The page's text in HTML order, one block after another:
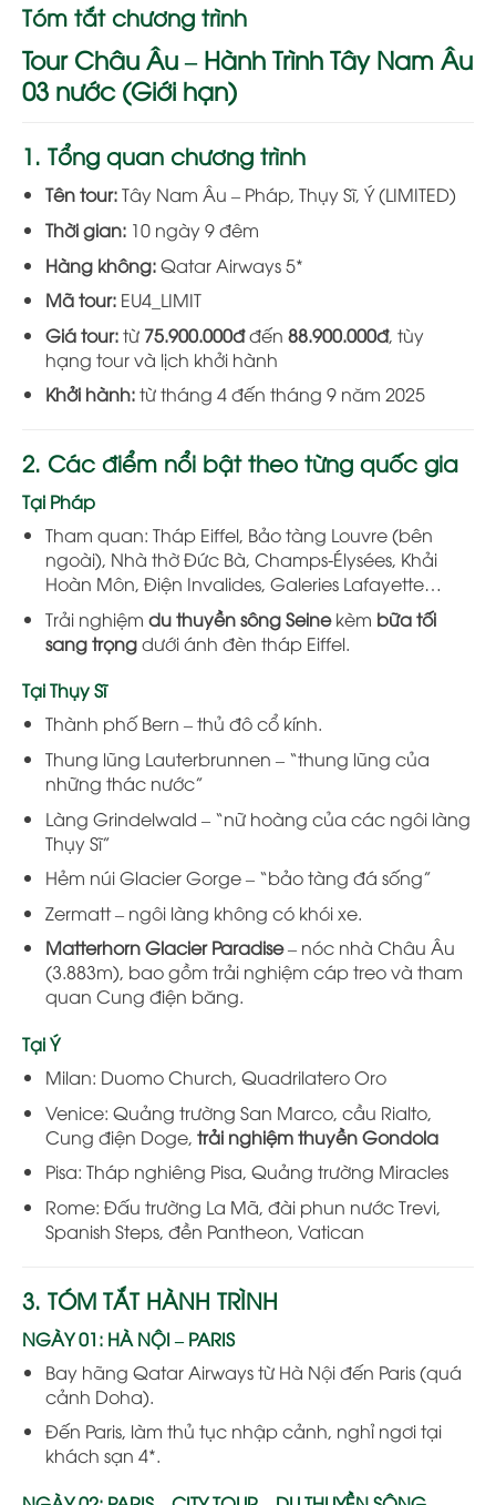
Tóm tắt chương trình
Tour Châu Âu – Hành Trình Tây Nam Âu
03 nước (Giới hạn)
1. Tổng quan chương trình
Tên tour:Tây Nam Âu – Pháp, Thụy Sĩ, Ý (LIMITED)
Thời gian:10 ngày 9 đêm
Hàng không:Qatar Airways 5*
Mã tour:EU4_LIMIT
Giá tour:từ 75.900.000đđến 88.900.000đ, tùy
hạng tour và lịch khởi hành
Khởi hành:từ tháng 4 đến tháng 9 năm 2025
2. Các điểm nổi bật theo từng quốc gia
Tại Pháp
Tham quan: Tháp Eiffel, Bảo tàng Louvre (bên
ngoài), Nhà thờ Đức Bà, Champs-Élysées, Khải
Hoàn Môn, Điện Invalides, Galeries Lafayette…
Trải nghiệm du thuyền sông Seinekèm bữa tối
sang trọngdưới ánh đèn tháp Eiffel.
Tại Thụy Sĩ
Thành phố Bern – thủ đô cổ kính.
Thung lũng Lauterbrunnen – “thung lũng của
những thác nước”
Làng Grindelwald – “nữ hoàng của các ngôi làng
Thụy Sĩ”
Hẻm núi Glacier Gorge – “bảo tàng đá sống”
Zermatt – ngôi làng không có khói xe.
Matterhorn Glacier Paradise– nóc nhà Châu Âu
(3.883m), bao gồm trải nghiệm cáp treo và tham
quan Cung điện băng.
Tại Ý
Milan: Duomo Church, Quadrilatero Oro
Venice: Quảng trường San Marco, cầu Rialto,
Cung điện Doge, trải nghiệm thuyền Gondola
Pisa: Tháp nghiêng Pisa, Quảng trường Miracles
Rome: Đấu trường La Mã, đài phun nước Trevi,
Spanish Steps, đền Pantheon, Vatican
3. TÓM TẮT HÀNH TRÌNH
NGÀY 01: HÀ NỘI – PARIS
Bay hãng Qatar Airways từ Hà Nội đến Paris (quá
cảnh Doha).
Đến Paris, làm thủ tục nhập cảnh, nghỉ ngơi tại
khách sạn 4*.